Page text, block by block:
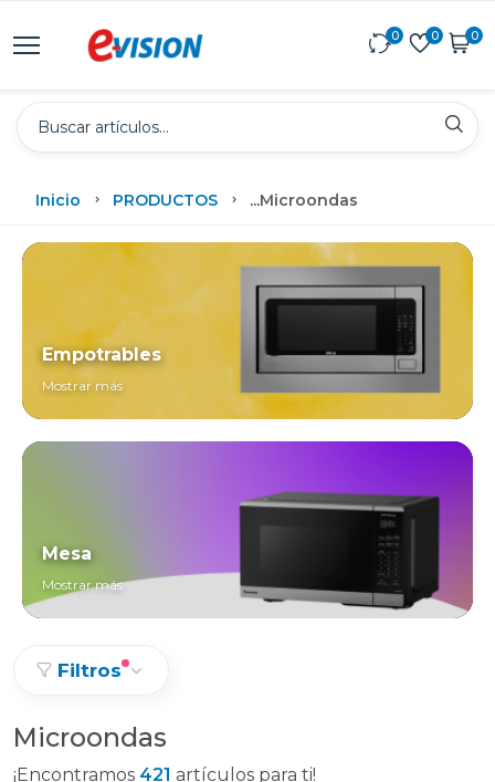
0 0 0
Inicio PRODUCTOS ...Microondas
Empotrables
Mostrar más
Mesa
Mostrar más
Filtros
Microondas
¡Encontramos 421 artículos para ti!